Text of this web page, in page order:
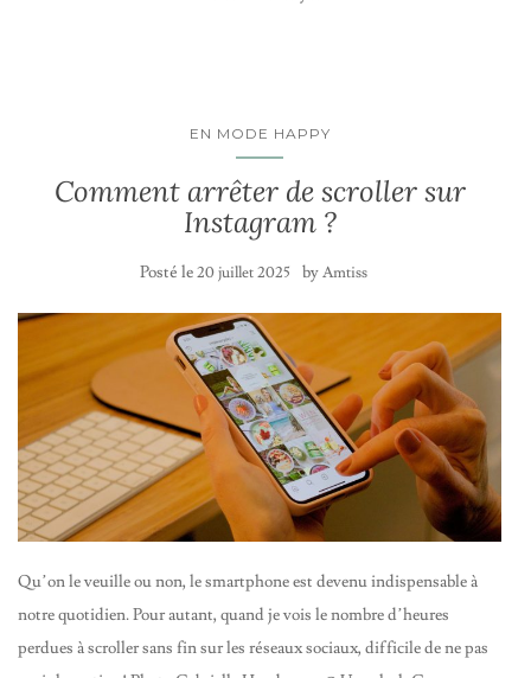
EN MODE HAPPY
Comment arrêter de scroller sur
Instagram ?
Posté le20 juillet 2025 byAmtiss
Qu’on le veuille ou non, le smartphone est devenu indispensable à
notre quotidien. Pour autant, quand je vois le nombre d’heures
perdues à scroller sans fin sur les réseaux sociaux, difficile de ne pas